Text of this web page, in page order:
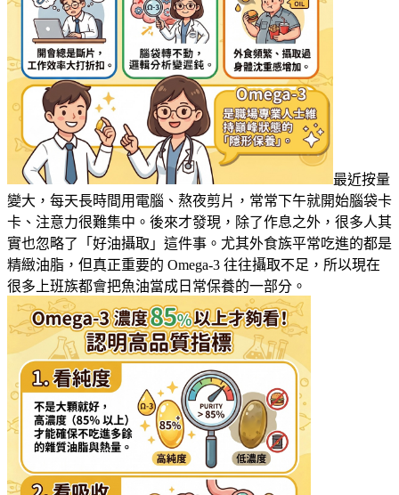
最近按量
變大，每天長時間用電腦、熬夜剪片，常常下午就開始腦袋卡
卡、注意力很難集中。後來才發現，除了作息之外，很多人其
實也忽略了「好油攝取」這件事。尤其外食族平常吃進的都是
精緻油脂，但真正重要的 Omega-3 往往攝取不足，所以現在
很多上班族都會把魚油當成日常保養的一部分。